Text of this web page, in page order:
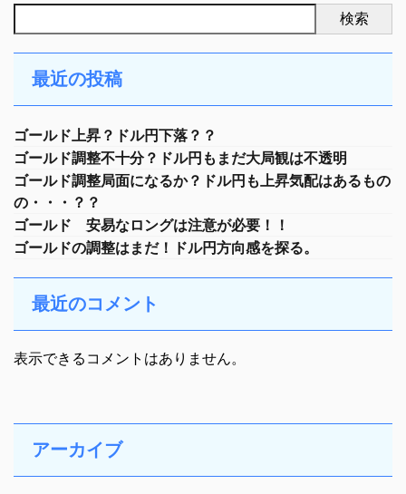
検索
最近の投稿
ゴールド上昇？ドル円下落？？
ゴールド調整不十分？ドル円もまだ大局観は不透明
ゴールド調整局面になるか？ドル円も上昇気配はあるもの
の・・・？？
ゴールド 安易なロングは注意が必要！！
ゴールドの調整はまだ！ドル円方向感を探る。
最近のコメント
表示できるコメントはありません。
アーカイブ